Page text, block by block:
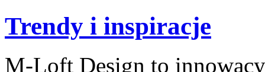
Trendy i inspiracje
M-Loft Design to